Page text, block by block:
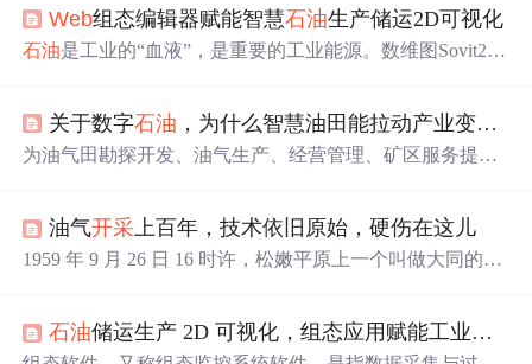
Web组态编辑器赋能智慧石油生产储运2D可视化
石油是工业的“血液”，是重要的工业能源。数维图Sovit2D
的2D、3D可视化展示效果。
关于数字石油 ，为什么智慧油田能拉动产业变革？
为油气田勘探开发、油气生产、经营管理、矿区服务提供
保和可持续发展。
油气开采上百年，技术依旧原始，硬伤在这儿
1959 年 9 月 26 日 16 时许，松嫩平原上一个叫做大同的小
田开始生产后，我国甩掉了中国“贫油”的帽子。因为大庆
油田，1961 年中国新增探明石油储量达到 20 亿吨。2021
石油储运生产 2D 可视化，组态应用赋能工业智慧发展